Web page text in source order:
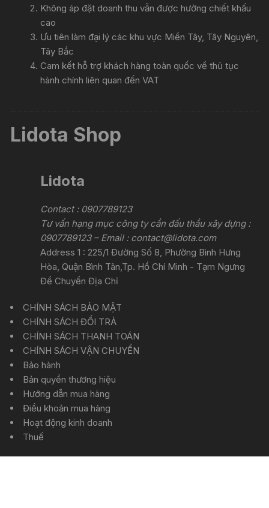
Không áp đặt doanh thu vẫn được hưởng chiết khấu
cao
Ưu tiên làm đại lý các khu vực Miền Tây, Tây Nguyên,
Tây Bắc
Cam kết hỗ trợ khách hàng toàn quốc về thủ tục
hành chính liên quan đến VAT
Lidota Shop
Lidota
Contact : 0907789123
Tư vấn hạng mục công ty cần đấu thầu xây dựng :
0907789123 – Email : contact@lidota.com
Address 1 : 225/1 Đường Số 8, Phường Bình Hưng
Hòa, Quận Bình Tân,Tp. Hồ Chí Minh - Tạm Ngưng
Để Chuyển Địa Chỉ
CHÍNH SÁCH BẢO MẬT
CHÍNH SÁCH ĐỔI TRẢ
CHÍNH SÁCH THANH TOÁN
CHÍNH SÁCH VẬN CHUYỂN
Bảo hành
Bản quyền thương hiệu
Hướng dẫn mua hàng
Điều khoản mua hàng
Hoạt động kinh doanh
Thuế